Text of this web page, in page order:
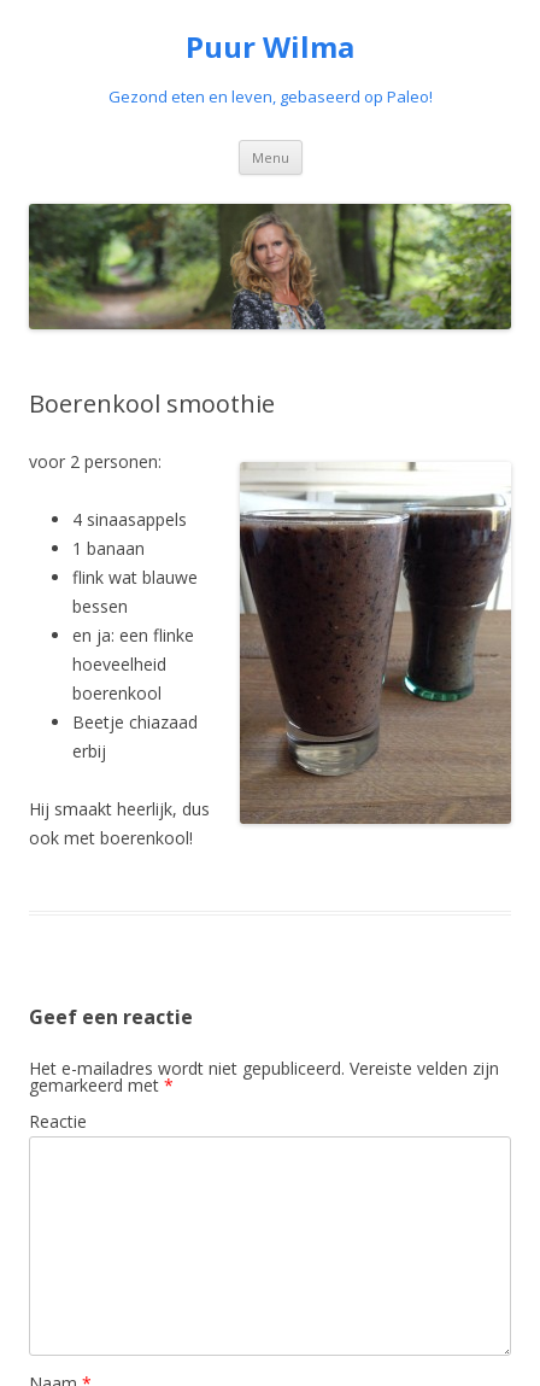
Puur Wilma
Gezond eten en leven, gebaseerd op Paleo!
Menu Spring
de
inhoud
Boerenkool smoothie
voor 2 personen:
4 sinaasappels
1 banaan
flink wat blauwe
bessen
en ja: een flinke
hoeveelheid
boerenkool
Beetje chiazaad
erbij
Hij smaakt heerlijk, dus
ook met boerenkool!
Geef een reactie
Het e-mailadres wordt niet gepubliceerd. Vereiste velden zijn
gemarkeerd met *
Reactie